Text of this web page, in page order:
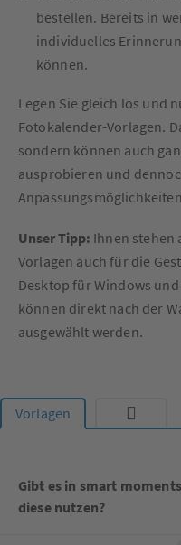
bestellen. Bereits in
individuelles
können.
Legen Sie gleich los und
Fotokalender-Vorlagen.
sondern können auch
ausprobieren und
Unser Tipp: Ihnen stehen
Vorlagen auch für die
Desktop für Windows
können direkt nach der
ausgewählt werden.
Vorlagen
Gibt es in smart
diese nutzen?